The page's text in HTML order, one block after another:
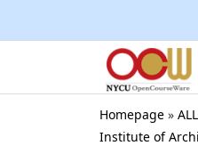
Homepage »
Institute of